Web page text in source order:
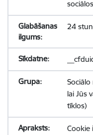
24
lai Jūs
tīklos)
Cookie